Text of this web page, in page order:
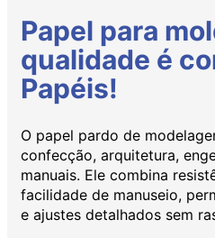
Papel para
qualidade é
Papéis!
O papel pardo de
confecção, arquitetura,
manuais. Ele combina
facilidade de manuseio,
e ajustes detalhados sem